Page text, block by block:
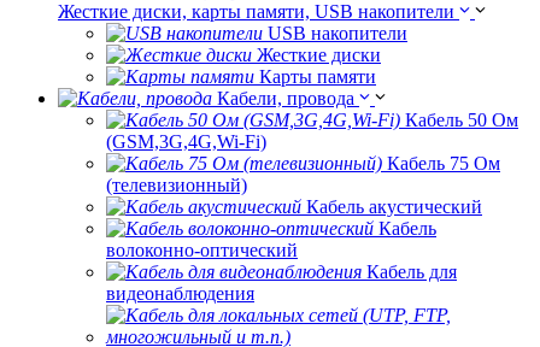
Жесткие диски, карты памяти, USB накопители
USB накопители
Жесткие диски
Карты памяти
Кабели, провода
Кабель 50 Ом
(GSM,3G,4G,Wi-Fi)
Кабель 75 Ом
(телевизионный)
Кабель акустический
Кабель
волоконно-оптический
Кабель для
видеонаблюдения